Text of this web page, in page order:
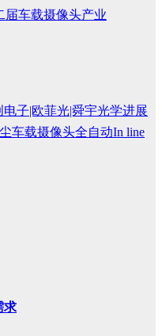
届车载摄像头产业
子|欧菲光|舜宇光学进展
车载摄像头全自动In line
求